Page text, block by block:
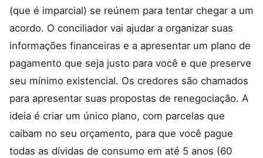
(que é imparcial) se reúnem para tentar chegar a um
acordo. O conciliador vai ajudar a organizar suas
informações financeiras e a apresentar um plano de
pagamento que seja justo para você e que preserve
seu mínimo existencial. Os credores são chamados
para apresentar suas propostas de renegociação. A
ideia é criar um único plano, com parcelas que
caibam no seu orçamento, para que você pague
todas as dívidas de consumo em até 5 anos (60